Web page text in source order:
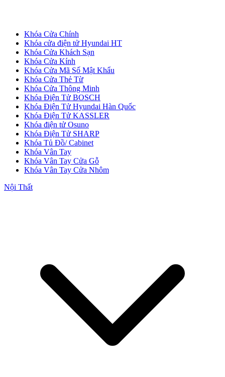
CỬA NHỰA
Cửa Nhựa Gỗ Composite
Cửa Nhựa Đài Loan
Khóa Cửa Chính
Khóa cửa điện tử Hyundai HT
Khóa Cửa Khách Sạn
Khóa Cửa Kính
Khóa Cửa Mã Số Mật Khẩu
Khóa Cửa Thẻ Từ
Khóa Cửa Thông Minh
Khóa Điện Tử BOSCH
Khóa Điện Tử Hyundai Hàn Quốc
Khóa Điện Tử KASSLER
Khóa điện tử Osuno
Khóa Điện Tử SHARP
Khóa Tủ Đồ/ Cabinet
Khóa Vân Tay
Khóa Vân Tay Cửa Gỗ
Khóa Vân Tay Cửa Nhôm
Nội Thất